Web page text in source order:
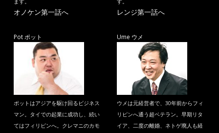
ます。
オノケン第一話へ
す。
レンジ第一話へ
Pot ポット
ポットはアジアを駆け回るビジネス
マン。タイでの起業に成功し、続い
てはフィリピンへ。クレマニのカモ
Ume ウメ
ウメは元経営者で、30年前からフィ
リピンへ通う超ベテラン。早期リタ
イア、二度の離婚、ネトゲ廃人も経